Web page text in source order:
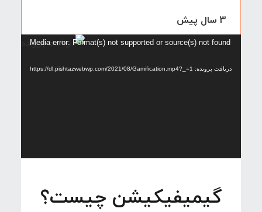
3 سال پیش
نمایشگر
Media error: Format(s) not supported or source(s) not found
دریافت پرونده: https://dl.pishtazwebwp.com/2021/08/Gamification.mp4?_=1
گیمیفیکیشن چیست؟